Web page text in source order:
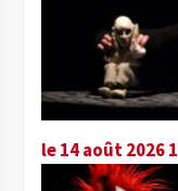
le 14 août 2026